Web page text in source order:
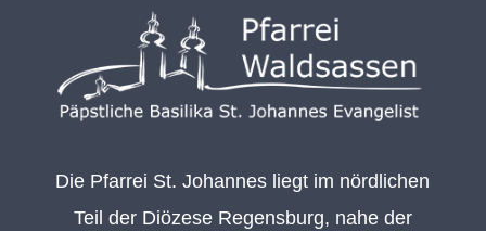
Die Pfarrei St. Johannes liegt im nördlichen
Teil der Diözese Regensburg, nahe der